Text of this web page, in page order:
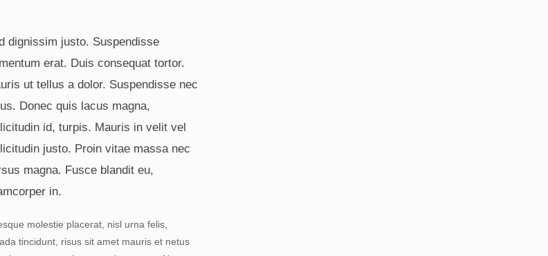
dignissim justo. Suspendisse
erat. Duis consequat tortor.
ut tellus a dolor. Suspendisse nec
Donec quis lacus magna,
id, turpis. Mauris in velit vel
justo. Proin vitae massa nec
magna. Fusce blandit eu,
in.
molestie placerat, nisl urna felis,
tincidunt, risus sit amet mauris et netus